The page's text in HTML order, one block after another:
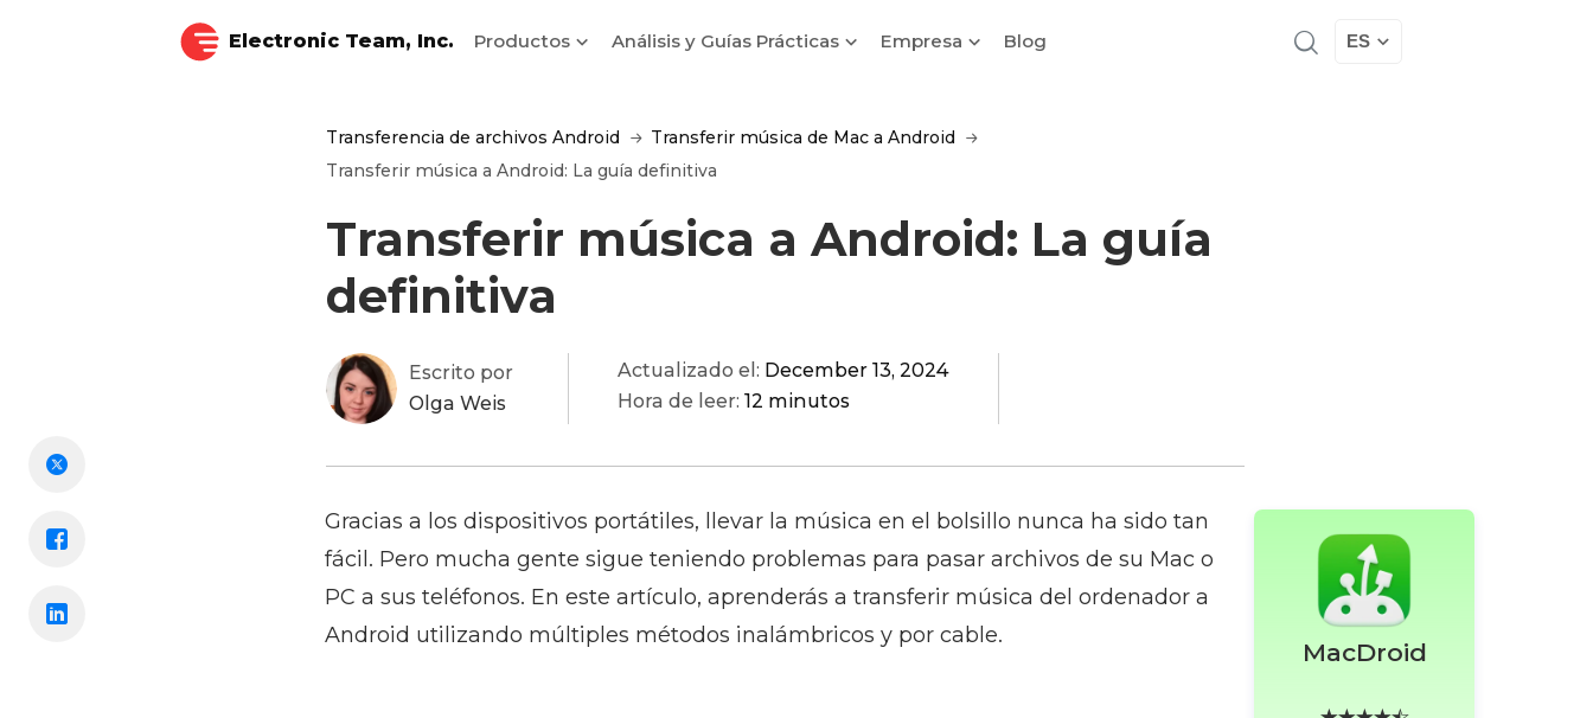
Electronic Team, Inc. Productos Análisis y Guías Prácticas Empresa Blog ES
Transferencia de archivos Android
Transferir música de Mac a Android
Transferir música a Android: La guía definitiva
Transferir música a Android: La guía
definitiva
Escrito por
Olga Weis
Actualizado el: December 13, 2024
Hora de leer: 12 minutos
Gracias a los dispositivos portátiles, llevar la música en el bolsillo nunca ha sido tan
fácil. Pero mucha gente sigue teniendo problemas para pasar archivos de su Mac o
PC a sus teléfonos. En este artículo, aprenderás a transferir música del ordenador a
Android utilizando múltiples métodos inalámbricos y por cable.
MacDroid